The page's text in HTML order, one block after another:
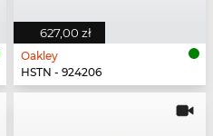
627,00 zł
Oakley
HSTN - 924206